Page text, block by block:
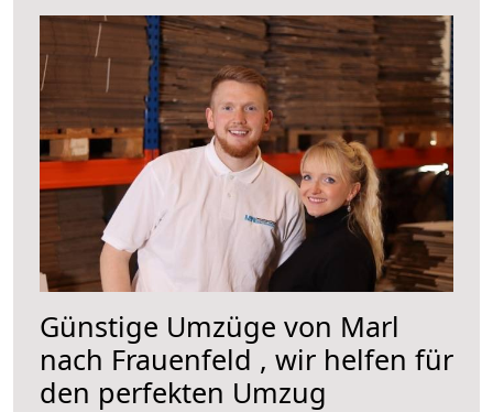
Günstige Umzüge von Marl
nach Frauenfeld , wir helfen für
den perfekten Umzug